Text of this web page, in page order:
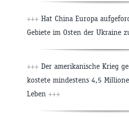
+++ Hat China Europa
Gebiete im Osten der Ukraine
+++ Der amerikanische Krieg
kostete mindestens 4,5
Leben +++